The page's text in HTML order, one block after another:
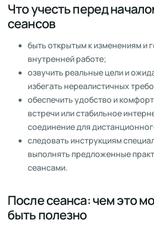
Что учесть перед
сеансов
быть открытым к изменениям и
внутренней работе;
озвучить реальные цели и
избегать нереалистичных
обеспечить удобство и
встречи или стабильное
соединение для
следовать инструкциям
выполнять предложенные
сеансами.
После сеанса: чем это
быть полезно